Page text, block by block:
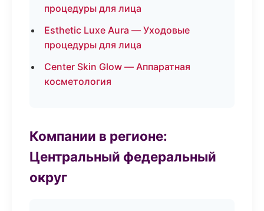
процедуры для лица
Esthetic Luxe Aura — Уходовые
процедуры для лица
Center Skin Glow — Аппаратная
косметология
Компании в регионе:
Центральный федеральный
округ